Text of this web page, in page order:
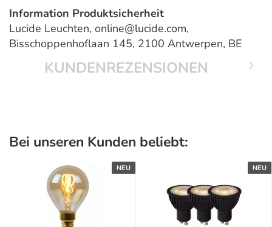
Information Produktsicherheit
Lucide Leuchten, online@lucide.com,
Bisschoppenhoflaan 145, 2100 Antwerpen, BE
KUNDENREZENSIONEN
Bei unseren Kunden beliebt:
NEU NEU